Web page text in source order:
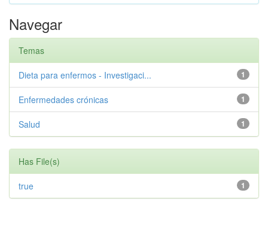
Navegar
Temas
1
Dieta para enfermos - Investigaci...
1
Enfermedades crónicas
1
Salud
Has File(s)
1
true